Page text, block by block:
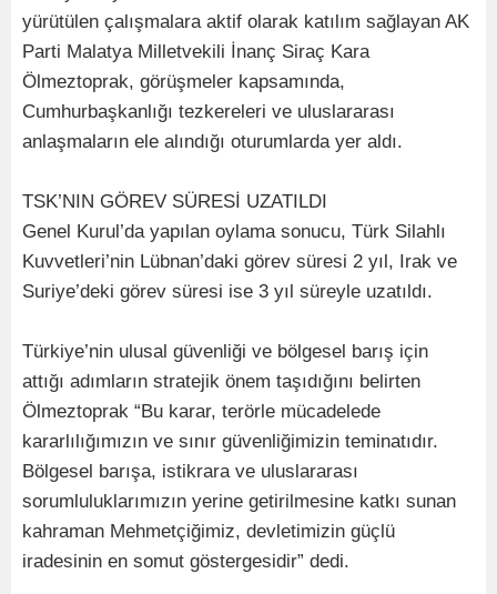
yürütülen çalışmalara aktif olarak katılım sağlayan AK
Parti Malatya Milletvekili İnanç Siraç Kara
Ölmeztoprak, görüşmeler kapsamında,
Cumhurbaşkanlığı tezkereleri ve uluslararası
anlaşmaların ele alındığı oturumlarda yer aldı.
TSK’NIN GÖREV SÜRESİ UZATILDI
Genel Kurul’da yapılan oylama sonucu, Türk Silahlı
Kuvvetleri’nin Lübnan’daki görev süresi 2 yıl, Irak ve
Suriye’deki görev süresi ise 3 yıl süreyle uzatıldı.
Türkiye’nin ulusal güvenliği ve bölgesel barış için
attığı adımların stratejik önem taşıdığını belirten
Ölmeztoprak “Bu karar, terörle mücadelede
kararlılığımızın ve sınır güvenliğimizin teminatıdır.
Bölgesel barışa, istikrara ve uluslararası
sorumluluklarımızın yerine getirilmesine katkı sunan
kahraman Mehmetçiğimiz, devletimizin güçlü
iradesinin en somut göstergesidir” dedi.